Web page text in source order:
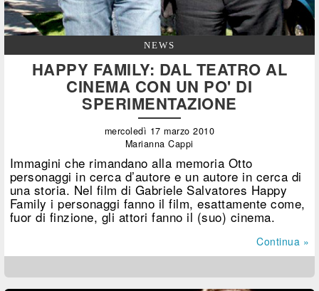
NEWS
HAPPY FAMILY: DAL TEATRO AL
CINEMA CON UN PO' DI
SPERIMENTAZIONE
mercoledì 17 marzo 2010
Marianna Cappi
Immagini che rimandano alla memoria Otto
personaggi in cerca d’autore e un autore in cerca di
una storia. Nel film di Gabriele Salvatores Happy
Family i personaggi fanno il film, esattamente come,
fuor di finzione, gli attori fanno il (suo) cinema.
Continua »